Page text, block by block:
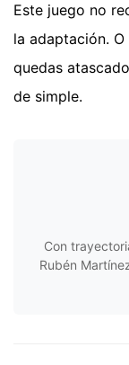
Este juego no
la adaptación.
quedas
de simple.
Con
Rubén